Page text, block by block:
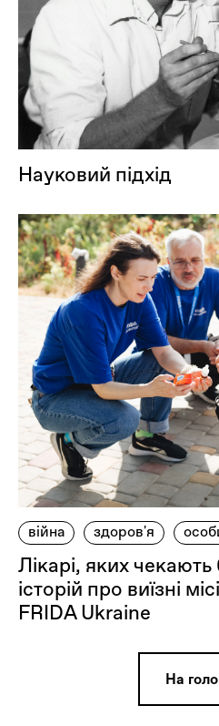
Науковий підхід
війна здоров'я
Лікарі, яких чекають
історій про виїзні
FRIDA Ukraine
На